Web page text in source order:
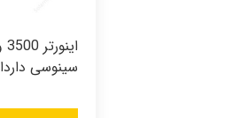
سینوسی داردا